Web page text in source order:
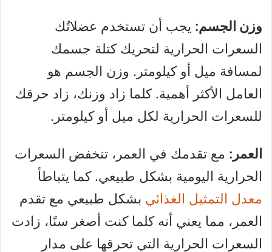
وزن الجسم: يجب أن تستخدم عضلاتُك
السعرات الحرارية لتحريك كتلة جسمك
لمسافة ميل أو كيلومتر. وزن الجسم هو
العامل الأكثر أهمية. كلما زاد وزنك، زاد حرقك
للسعرات الحرارية لكل ميل أو كيلومتر.
العمر: مع تقدمك في العمر، تنخفض السعرات
الحرارية اليومية بشكل طبيعي. كما يتباطأ
معدل التمثيل الغذائي بشكل طبيعي مع تقدم
العمر، مما يعني أنه كلما كنت أصغر سنًا، زادت
السعرات الحرارية التي تحرقها على مدار